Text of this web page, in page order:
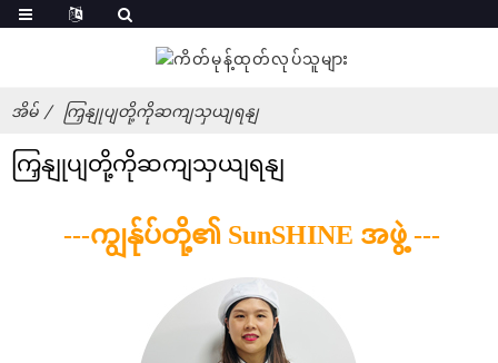
အိမ် ကြှနျုပျတို့ကိုဆကျသှယျရနျ
ကြှနျုပျတို့ကိုဆကျသှယျရနျ
---ကျွန်ုပ်တို့၏ SunSHINE အဖွဲ့ ---